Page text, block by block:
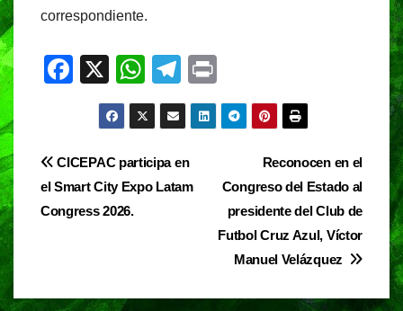
correspondiente.
F
e
b
o
X
W
h
at
s
A
T
el
e
gr
a
in
t
Navegación
de
Reconocen en el
Congreso del Estado al
presidente del Club de
Futbol Cruz Azul, Víctor
Manuel Velázquez
CICEPAC participa en
el Smart City Expo Latam
Congress 2026.